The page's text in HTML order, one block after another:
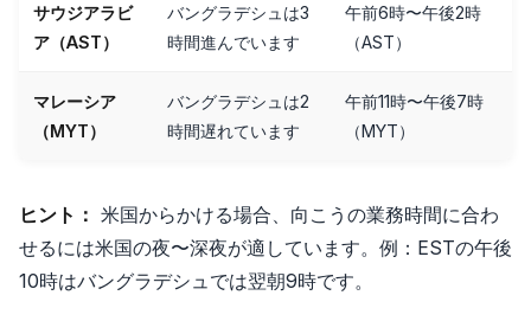
サウジアラビ
ア（AST）
バングラデシュは3
時間進んでいます
午前6時〜午後2時
（AST）
マレーシア
（MYT）
バングラデシュは2
時間遅れています
午前11時〜午後7時
（MYT）
ヒント： 米国からかける場合、向こうの業務時間に合わ
せるには米国の夜〜深夜が適しています。例：ESTの午後
10時はバングラデシュでは翌朝9時です。